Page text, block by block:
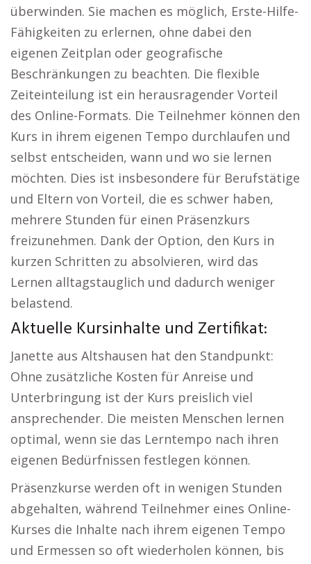
überwinden. Sie machen es möglich, Erste-Hilfe-
Fähigkeiten zu erlernen, ohne dabei den
eigenen Zeitplan oder geografische
Beschränkungen zu beachten. Die flexible
Zeiteinteilung ist ein herausragender Vorteil
des Online-Formats. Die Teilnehmer können den
Kurs in ihrem eigenen Tempo durchlaufen und
selbst entscheiden, wann und wo sie lernen
möchten. Dies ist insbesondere für Berufstätige
und Eltern von Vorteil, die es schwer haben,
mehrere Stunden für einen Präsenzkurs
freizunehmen. Dank der Option, den Kurs in
kurzen Schritten zu absolvieren, wird das
Lernen alltagstauglich und dadurch weniger
belastend.
Aktuelle Kursinhalte und Zertifikat:
Janette aus Altshausen hat den Standpunkt:
Ohne zusätzliche Kosten für Anreise und
Unterbringung ist der Kurs preislich viel
ansprechender. Die meisten Menschen lernen
optimal, wenn sie das Lerntempo nach ihren
eigenen Bedürfnissen festlegen können.
Präsenzkurse werden oft in wenigen Stunden
abgehalten, während Teilnehmer eines Online-
Kurses die Inhalte nach ihrem eigenen Tempo
und Ermessen so oft wiederholen können, bis